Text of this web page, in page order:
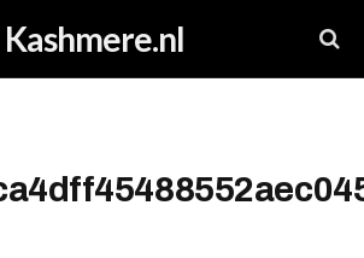
Kashmere.nl